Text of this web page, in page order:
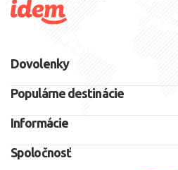
Dovolenky
Populárne destinácie
Informácie
Spoločnosť